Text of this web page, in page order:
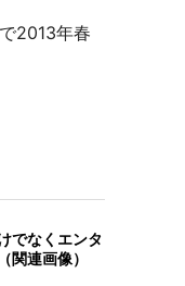
2013年春
でなくエンタ
関連画像）